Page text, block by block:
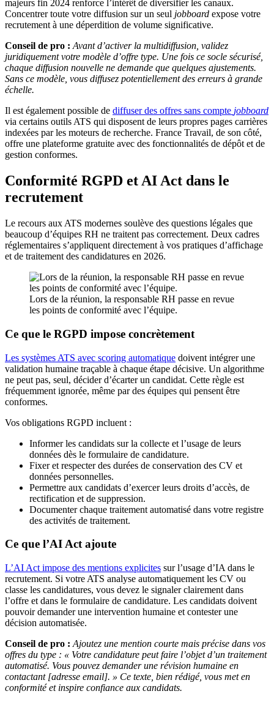
majeurs fin 2024 renforce l’intérêt de diversifier les canaux.
Concentrer toute votre diffusion sur un seul jobboard expose votre
recrutement à une déperdition de volume significative.
Conseil de pro : Avant d’activer la multidiffusion, validez
juridiquement votre modèle d’offre type. Une fois ce socle sécurisé,
chaque diffusion nouvelle ne demande que quelques ajustements.
Sans ce modèle, vous diffusez potentiellement des erreurs à grande
échelle.
Il est également possible de diffuser des offres sans compte jobboard
via certains outils ATS qui disposent de leurs propres pages carrières
indexées par les moteurs de recherche. France Travail, de son côté,
offre une plateforme gratuite avec des fonctionnalités de dépôt et de
gestion conformes.
Conformité RGPD et AI Act dans le
recrutement
Le recours aux ATS modernes soulève des questions légales que
beaucoup d’équipes RH ne traitent pas correctement. Deux cadres
réglementaires s’appliquent directement à vos pratiques d’affichage
et de traitement des candidatures en 2026.
Lors de la réunion, la responsable RH passe en revue
les points de conformité avec l’équipe.
Ce que le RGPD impose concrètement
Les systèmes ATS avec scoring automatique doivent intégrer une
validation humaine traçable à chaque étape décisive. Un algorithme
ne peut pas, seul, décider d’écarter un candidat. Cette règle est
fréquemment ignorée, même par des équipes qui pensent être
conformes.
Vos obligations RGPD incluent :
Informer les candidats sur la collecte et l’usage de leurs
données dès le formulaire de candidature.
Fixer et respecter des durées de conservation des CV et
données personnelles.
Permettre aux candidats d’exercer leurs droits d’accès, de
rectification et de suppression.
Documenter chaque traitement automatisé dans votre registre
des activités de traitement.
Ce que l’AI Act ajoute
L’AI Act impose des mentions explicites sur l’usage d’IA dans le
recrutement. Si votre ATS analyse automatiquement les CV ou
classe les candidatures, vous devez le signaler clairement dans
l’offre et dans le formulaire de candidature. Les candidats doivent
pouvoir demander une intervention humaine et contester une
décision automatisée.
Conseil de pro : Ajoutez une mention courte mais précise dans vos
offres du type : « Votre candidature peut faire l’objet d’un traitement
automatisé. Vous pouvez demander une révision humaine en
contactant [adresse email]. » Ce texte, bien rédigé, vous met en
conformité et inspire confiance aux candidats.